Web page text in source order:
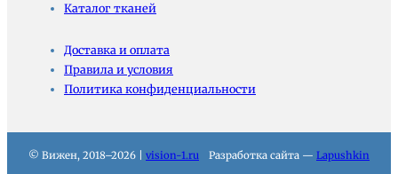
Каталог тканей
Доставка и оплата
Правила и условия
Политика конфиденциальности
© Вижен, 2018–2026 | vision-1.ru Разработка сайта — Lapushkin